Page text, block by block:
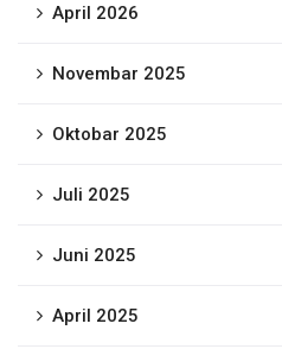
April 2026
Novembar 2025
Oktobar 2025
Juli 2025
Juni 2025
April 2025